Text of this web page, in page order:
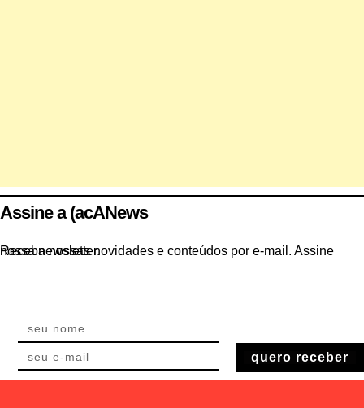
Assine a (acANews
Receba nossas novidades e conteúdos por e-mail. Assine nossa newsletter.
quero receber